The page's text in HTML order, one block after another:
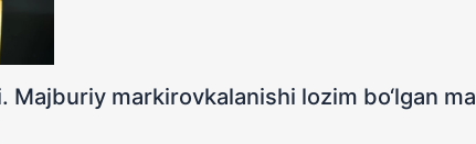
Majburiy markirovkalanishi lozim bo‘lgan